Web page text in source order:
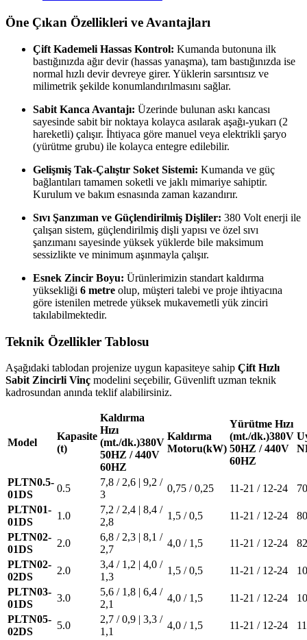
Öne Çıkan Özellikleri ve Avantajları
Çift Kademeli Hassas Kontrol: Kumanda butonuna ilk
bastığınızda ağır devir (hassas yanaşma), tam bastığınızda ise
normal hızlı devir devreye girer. Yüklerin sarsıntısız ve
milimetrik şekilde konumlandırılmasını sağlar.
Sabit Kanca Avantajı: Üzerinde bulunan askı kancası
sayesinde sabit bir noktaya kolayca asılarak aşağı-yukarı (2
hareketli) çalışır. İhtiyaca göre manuel veya elektrikli şaryo
(yürütme grubu) ile kolayca entegre edilebilir.
Gelişmiş Tak-Çalıştır Soket Sistemi: Kumanda ve güç
bağlantıları tamamen soketli ve jaklı mimariye sahiptir.
Kurulum ve bakım esnasında zaman kazandırır.
Sıvı Şanzıman ve Güçlendirilmiş Dişliler: 380 Volt enerji ile
çalışan sistem, güçlendirilmiş dişli yapısı ve özel sıvı
şanzımanı sayesinde yüksek yüklerde bile maksimum
sessizlikte ve minimum aşınmayla çalışır.
Esnek Zincir Boyu: Ürünlerimizin standart kaldırma
yüksekliği 6 metre olup, müşteri talebi ve proje ihtiyacına
göre istenilen metrede yüksek mukavemetli yük zinciri
takılabilmektedir.
Teknik Özellikler Tablosu
Aşağıdaki tablodan projenize uygun kapasiteye sahip Çift Hızlı
Sabit Zincirli Vinç modelini seçebilir, Güvenlift uzman teknik
kadrosundan anında teklif alabilirsiniz.
Model
Kapasite
(t)
Kaldırma
Hızı
(mt./dk.)380V
50HZ / 440V
60HZ
Kaldırma
Motoru(kW)
Yürütme Hızı
(mt./dk.)380V
50HZ / 440V
60HZ
PLTN0.5-
01DS
0.5
7,8 / 2,6 | 9,2 /
3
0,75 / 0,25 11-21 / 12-24
PLTN01-
01DS
1.0
7,2 / 2,4 | 8,4 /
2,8
1,5 / 0,5 11-21 / 12-24
PLTN02-
01DS
2.0
6,8 / 2,3 | 8,1 /
2,7
4,0 / 1,5 11-21 / 12-24
PLTN02-
02DS
2.0
3,4 / 1,2 | 4,0 /
1,3
1,5 / 0,5 11-21 / 12-24
PLTN03-
01DS
3.0
5,6 / 1,8 | 6,4 /
2,1
4,0 / 1,5 11-21 / 12-24
PLTN05-
02DS
5.0
2,7 / 0,9 | 3,3 /
1,1
4,0 / 1,5 11-21 / 12-24